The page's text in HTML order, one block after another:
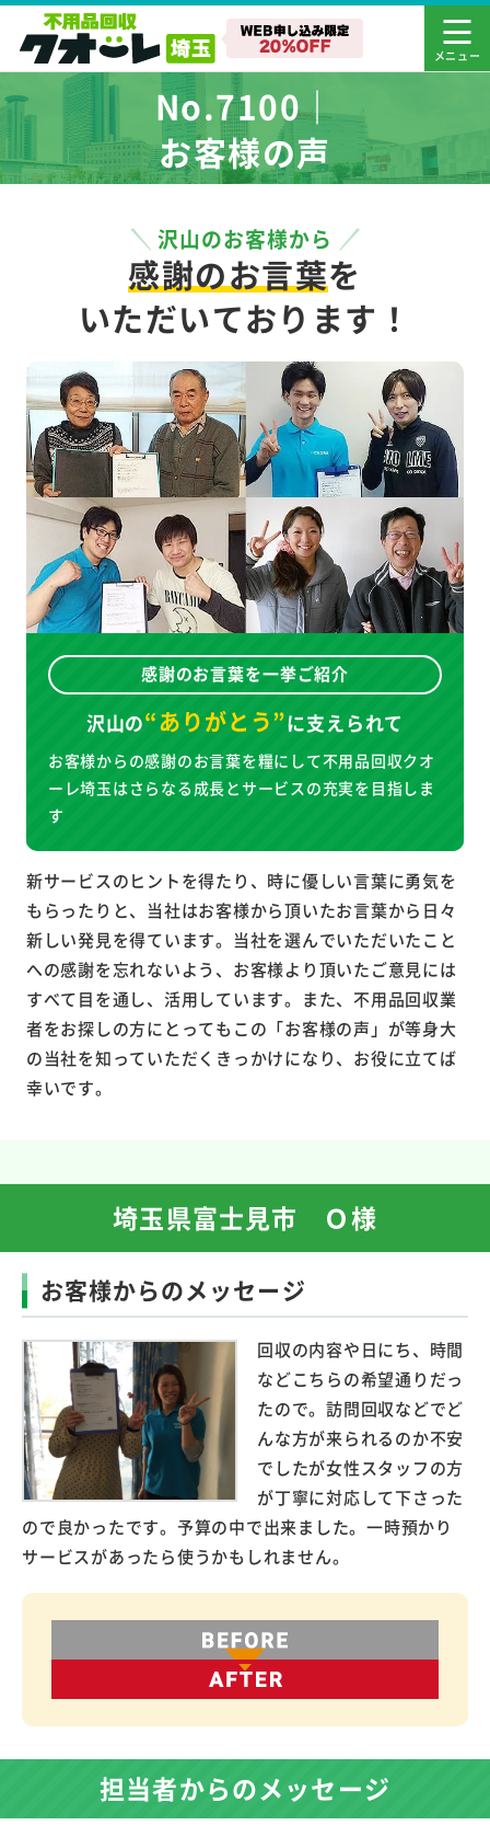
No.7100｜
お客様の声
沢山のお客様から
感謝のお言葉を
いただいております！
感謝のお言葉を一挙ご紹介
沢山の“ありがとう”に支えられて
お客様からの感謝のお言葉を糧にして不用品回収クオ
ーレ埼玉はさらなる成長とサービスの充実を目指しま
す
新サービスのヒントを得たり、時に優しい言葉に勇気を
もらったりと、当社はお客様から頂いたお言葉から日々
新しい発見を得ています。当社を選んでいただいたこと
への感謝を忘れないよう、お客様より頂いたご意見には
すべて目を通し、活用しています。また、不用品回収業
者をお探しの方にとってもこの「お客様の声」が等身大
の当社を知っていただくきっかけになり、お役に立てば
幸いです。
埼玉県富士見市 Ｏ様
お客様からのメッセージ
回収の内容や日にち、時間
などこちらの希望通りだっ
たので。訪問回収などでど
んな方が来られるのか不安
でしたが女性スタッフの方
が丁寧に対応して下さった
ので良かったです。予算の中で出来ました。一時預かり
サービスがあったら使うかもしれません。
担当者からのメッセージ